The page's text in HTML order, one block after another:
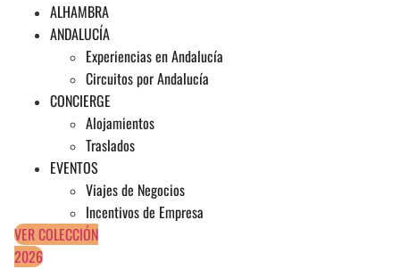
ALHAMBRA
ANDALUCÍA
Experiencias en Andalucía
Circuitos por Andalucía
CONCIERGE
Alojamientos
Traslados
EVENTOS
Viajes de Negocios
Incentivos de Empresa
VER COLECCIÓN
2026